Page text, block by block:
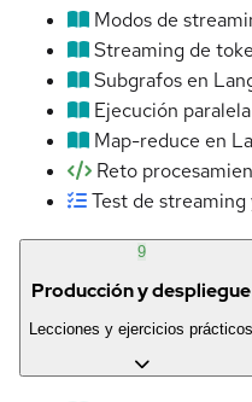
Modos de
Streaming de
Subgrafos en
Ejecución
Map-reduce en
Reto
Test de
9
Producción y despliegue
Lecciones y ejercicios prácticos